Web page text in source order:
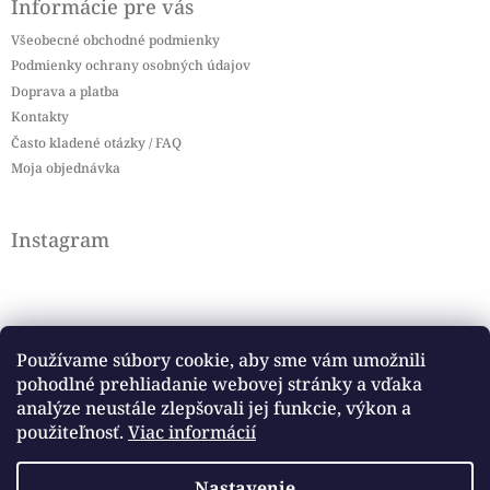
Používame súbory cookie, aby sme vám umožnili
pohodlné prehliadanie webovej stránky a vďaka
analýze neustále zlepšovali jej funkcie, výkon a
použiteľnosť. Viac informácií
Informácie pre vás
Všeobecné obchodné podmienky
Podmienky ochrany osobných údajov
Doprava a platba
Kontakty
Často kladené otázky / FAQ
Moja objednávka
Instagram
Sledovať na Instagrame
Facebook